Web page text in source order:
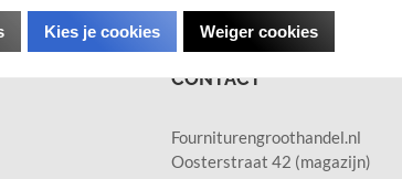
CONTACT
Fourniturengroothandel.nl
Oosterstraat 42 (magazijn)
Kies je cookies Weiger cookies